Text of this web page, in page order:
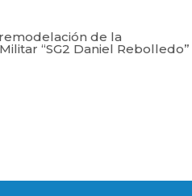
de la
“SG2 Daniel Rebolledo”